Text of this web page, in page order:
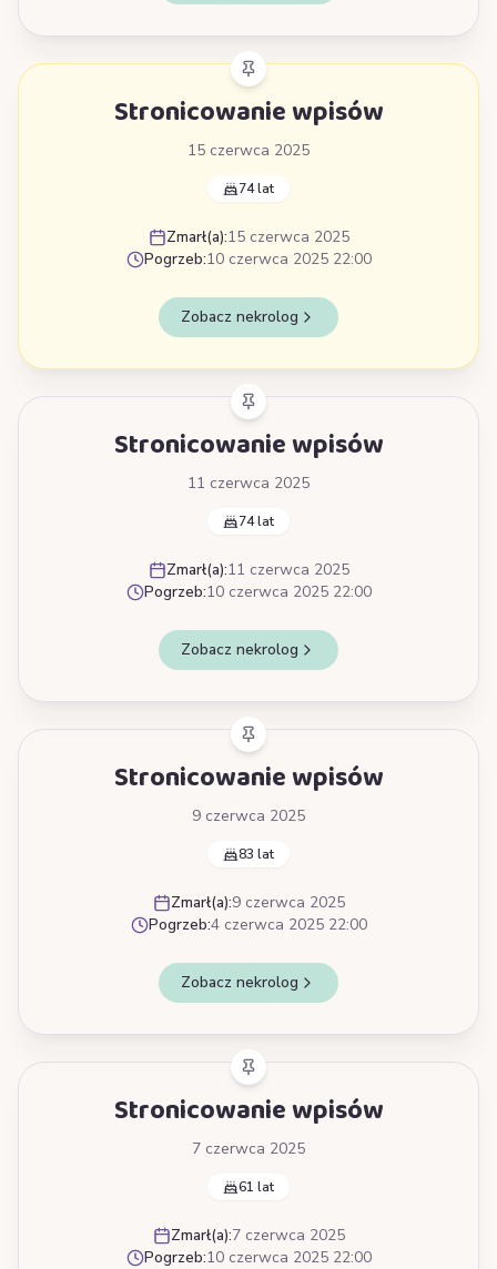
Stronicowanie wpisów
15 czerwca 2025
74 lat
Zmarł(a):15 czerwca 2025
Pogrzeb:10 czerwca 2025 22:00
Zobacz nekrolog
Stronicowanie wpisów
11 czerwca 2025
74 lat
Zmarł(a):11 czerwca 2025
Pogrzeb:10 czerwca 2025 22:00
Zobacz nekrolog
Stronicowanie wpisów
9 czerwca 2025
83 lat
Zmarł(a):9 czerwca 2025
Pogrzeb:4 czerwca 2025 22:00
Zobacz nekrolog
Stronicowanie wpisów
7 czerwca 2025
61 lat
Zmarł(a):7 czerwca 2025
Pogrzeb:10 czerwca 2025 22:00